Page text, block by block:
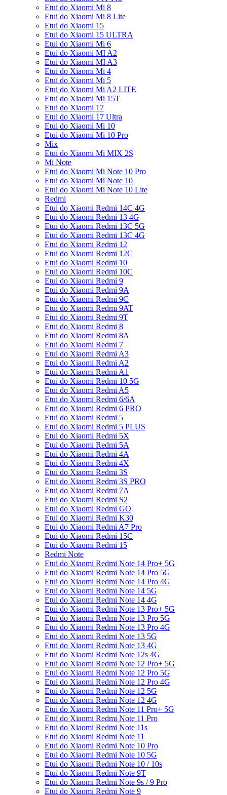
Etui do Xiaomi Mi 8
Etui do Xiaomi Mi 8 Lite
Etui do Xiaomi 15
Etui do Xiaomi 15 ULTRA
Etui do Xiaomi Mi 6
Etui do Xiaomi MI A2
Etui do Xiaomi MI A3
Etui do Xiaomi Mi 4
Etui do Xiaomi Mi 5
Etui do Xiaomi Mi A2 LITE
Etui do Xiaomi Mi 15T
Etui do Xiaomi 17
Etui do Xiaomi 17 Ultra
Etui do Xiaomi Mi 10
Etui do Xiaomi Mi 10 Pro
Mix
Etui do Xiaomi Mi MIX 2S
Mi Note
Etui do Xiaomi Mi Note 10 Pro
Etui do Xiaomi Mi Note 10
Etui do Xiaomi Mi Note 10 Lite
Redmi
Etui do Xiaomi Redmi 14C 4G
Etui do Xiaomi Redmi 13 4G
Etui do Xiaomi Redmi 13C 5G
Etui do Xiaomi Redmi 13C 4G
Etui do Xiaomi Redmi 12
Etui do Xiaomi Redmi 12C
Etui do Xiaomi Redmi 10
Etui do Xiaomi Redmi 10C
Etui do Xiaomi Redmi 9
Etui do Xiaomi Redmi 9A
Etui do Xiaomi Redmi 9C
Etui do Xiaomi Redmi 9AT
Etui do Xiaomi Redmi 9T
Etui do Xiaomi Redmi 8
Etui do Xiaomi Redmi 8A
Etui do Xiaomi Redmi 7
Etui do Xiaomi Redmi A3
Etui do Xiaomi Redmi A2
Etui do Xiaomi Redmi A1
Etui do Xiaomi Redmi 10 5G
Etui do Xiaomi Redmi A5
Etui do Xiaomi Redmi 6/6A
Etui do Xiaomi Redmi 6 PRO
Etui do Xiaomi Redmi 5
Etui do Xiaomi Redmi 5 PLUS
Etui do Xiaomi Redmi 5X
Etui do Xiaomi Redmi 5A
Etui do Xiaomi Redmi 4A
Etui do Xiaomi Redmi 4X
Etui do Xiaomi Redmi 3S
Etui do Xiaomi Redmi 3S PRO
Etui do Xiaomi Redmi 7A
Etui do Xiaomi Redmi S2
Etui do Xiaomi Redmi GO
Etui do Xiaomi Redmi K30
Etui do Xiaomi Redmi A7 Pro
Etui do Xiaomi Redmi 15C
Etui do Xiaomi Redmi 15
Redmi Note
Etui do Xiaomi Redmi Note 14 Pro+ 5G
Etui do Xiaomi Redmi Note 14 Pro 5G
Etui do Xiaomi Redmi Note 14 Pro 4G
Etui do Xiaomi Redmi Note 14 5G
Etui do Xiaomi Redmi Note 14 4G
Etui do Xiaomi Redmi Note 13 Pro+ 5G
Etui do Xiaomi Redmi Note 13 Pro 5G
Etui do Xiaomi Redmi Note 13 Pro 4G
Etui do Xiaomi Redmi Note 13 5G
Etui do Xiaomi Redmi Note 13 4G
Etui do Xiaomi Redmi Note 12s 4G
Etui do Xiaomi Redmi Note 12 Pro+ 5G
Etui do Xiaomi Redmi Note 12 Pro 5G
Etui do Xiaomi Redmi Note 12 Pro 4G
Etui do Xiaomi Redmi Note 12 5G
Etui do Xiaomi Redmi Note 12 4G
Etui do Xiaomi Redmi Note 11 Pro+ 5G
Etui do Xiaomi Redmi Note 11 Pro
Etui do Xiaomi Redmi Note 11s
Etui do Xiaomi Redmi Note 11
Etui do Xiaomi Redmi Note 10 Pro
Etui do Xiaomi Redmi Note 10 5G
Etui do Xiaomi Redmi Note 10 / 10s
Etui do Xiaomi Redmi Note 9T
Etui do Xiaomi Redmi Note 9s / 9 Pro
Etui do Xiaomi Redmi Note 9